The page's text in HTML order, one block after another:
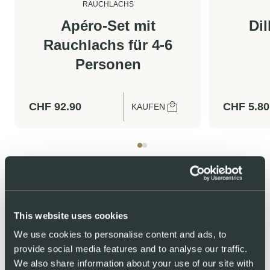
This website uses cookies
We use cookies to personalise content and ads, to
provide social media features and to analyse our traffic.
We also share information about your use of our site with
RAUCHLACHS
Apéro-Set mit
Rauchlachs für 4-6
Personen
CHF 92.90 KAUFEN CHF 5.80
Wir laden Sie zu uns ein